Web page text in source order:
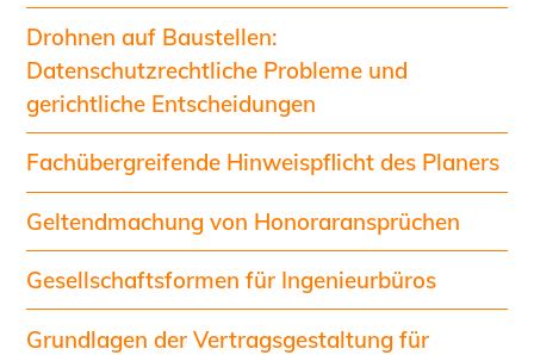
Programm
Wissenswertes für Studierende
Wettbewerbe für Studierende
BLING.BLING.
Kammer Newsletter
Presse
Kontakt und Anfahrt
Impressum
Datenschutz
Drohnen auf Baustellen:
Datenschutzrechtliche Probleme und
gerichtliche Entscheidungen
Fachübergreifende Hinweispflicht des Planers
Geltendmachung von Honoraransprüchen
Gesellschaftsformen für Ingenieurbüros
Grundlagen der Vertragsgestaltung für